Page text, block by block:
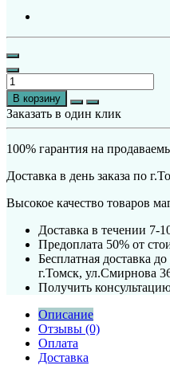
В корзину
Заказать в один клик
100% гарантия на
Доставка в день заказа по
Высокое качество товаров
Доставка в течении 7-
Предоплата 50% от
Бесплатная доставка
г.Томск, ул.Смирнова
Получить
Описание
Отзывы (0)
Оплата
Доставка